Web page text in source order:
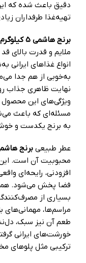
دقیق باعث شده که
تهیه‌غذا طرفداران
برنج هاشمی 5 کیلوگرم جوانه چین
ملایم و قدرت بالای
انواع غذاهای ایرانی
به‌خوبی از هم جدا
نهایت ظاهری جذاب
ویژگی‌های این
مسئله‌ای که باعث
به برنج یکدست و
عطر طبیعیبرنج هاشمی 5 کیلوگرم
محبوبیت آن است. این
افزودنی، رایحه‌ای
فضا پخش می‌شود.
بسیاری از
مراسم‌ها، مهمانی‌های
طعم آن نیز سبک،
خورشت‌های ایرانی
ترکیبی مثل پلوهای